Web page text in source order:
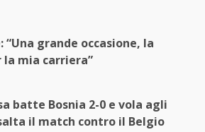
“Una grande occasione, la
mia carriera”
batte Bosnia 2-0 e vola agli
il match contro il Belgio